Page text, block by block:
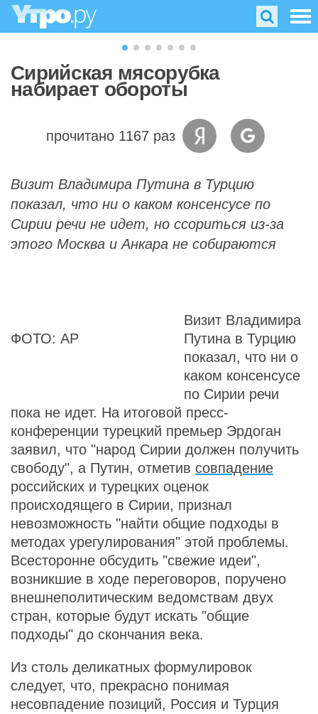
Сирийская мясорубка
набирает обороты
прочитано 1167 раз
Визит Владимира Путина в Турцию
показал, что ни о каком консенсусе по
Сирии речи не идет, но ссориться из-за
этого Москва и Анкара не собираются
ФОТО: AP
Визит Владимира
Путина в Турцию
показал, что ни о
каком консенсусе
по Сирии речи
пока не идет. На итоговой пресс-
конференции турецкий премьер Эрдоган
заявил, что "народ Сирии должен получить
свободу", а Путин, отметив совпадение
российских и турецких оценок
происходящего в Сирии, признал
невозможность "найти общие подходы в
методах урегулирования" этой проблемы.
Всесторонне обсудить "свежие идеи",
возникшие в ходе переговоров, поручено
внешнеполитическим ведомствам двух
стран, которые будут искать "общие
подходы" до скончания века.
Из столь деликатных формулировок
следует, что, прекрасно понимая
несовпадение позиций, Россия и Турция